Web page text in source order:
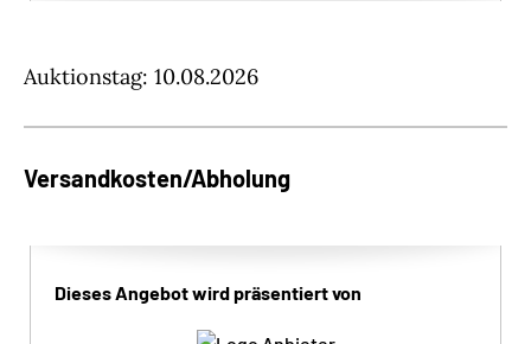
Auktionstag: 10.08.2026
Versandkosten/Abholung
Dieses Angebot wird präsentiert von